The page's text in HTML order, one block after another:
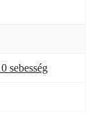
sebesség